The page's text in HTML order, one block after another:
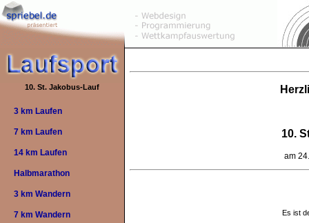
10. St. Jakobus-Lauf
3 km Laufen
7 km Laufen
14 km Laufen
Halbmarathon
3 km Wandern
7 km Wandern
10.
am
Es ist